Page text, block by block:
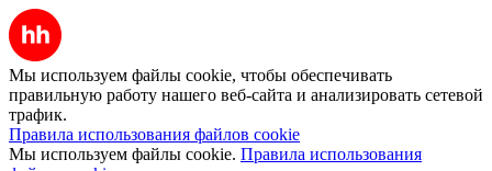
Мы используем файлы cookie, чтобы обеспечивать
правильную работу нашего веб-сайта и анализировать сетевой
трафик.
Правила использования файлов cookie
Мы используем файлы cookie. Правила использования